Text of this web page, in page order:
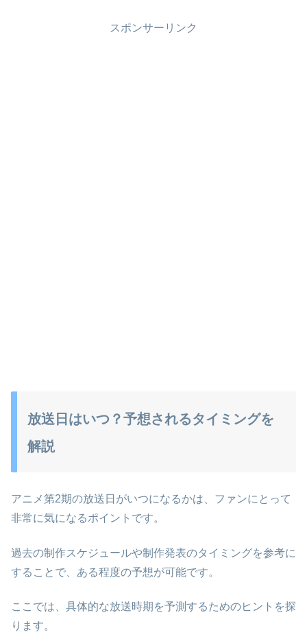
スポンサーリンク
放送日はいつ？予想されるタイミングを
解説
アニメ第2期の放送日がいつになるかは、ファンにとって
非常に気になるポイントです。
過去の制作スケジュールや制作発表のタイミングを参考に
することで、ある程度の予想が可能です。
ここでは、具体的な放送時期を予測するためのヒントを探
ります。